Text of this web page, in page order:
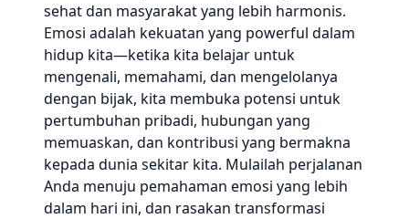
sehat dan masyarakat yang lebih harmonis.
Emosi adalah kekuatan yang powerful dalam
hidup kita—ketika kita belajar untuk
mengenali, memahami, dan mengelolanya
dengan bijak, kita membuka potensi untuk
pertumbuhan pribadi, hubungan yang
memuaskan, dan kontribusi yang bermakna
kepada dunia sekitar kita. Mulailah perjalanan
Anda menuju pemahaman emosi yang lebih
dalam hari ini, dan rasakan transformasi